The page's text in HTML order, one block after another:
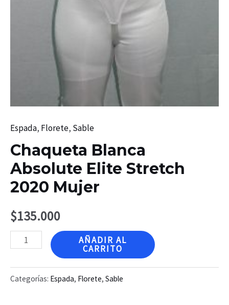
Espada, Florete, Sable
Chaqueta Blanca
Absolute Elite Stretch
2020 Mujer
$135.000
Chaqueta
Absolute
Elite
AÑADIR AL
CARRITO
Categorías: Espada, Florete, Sable